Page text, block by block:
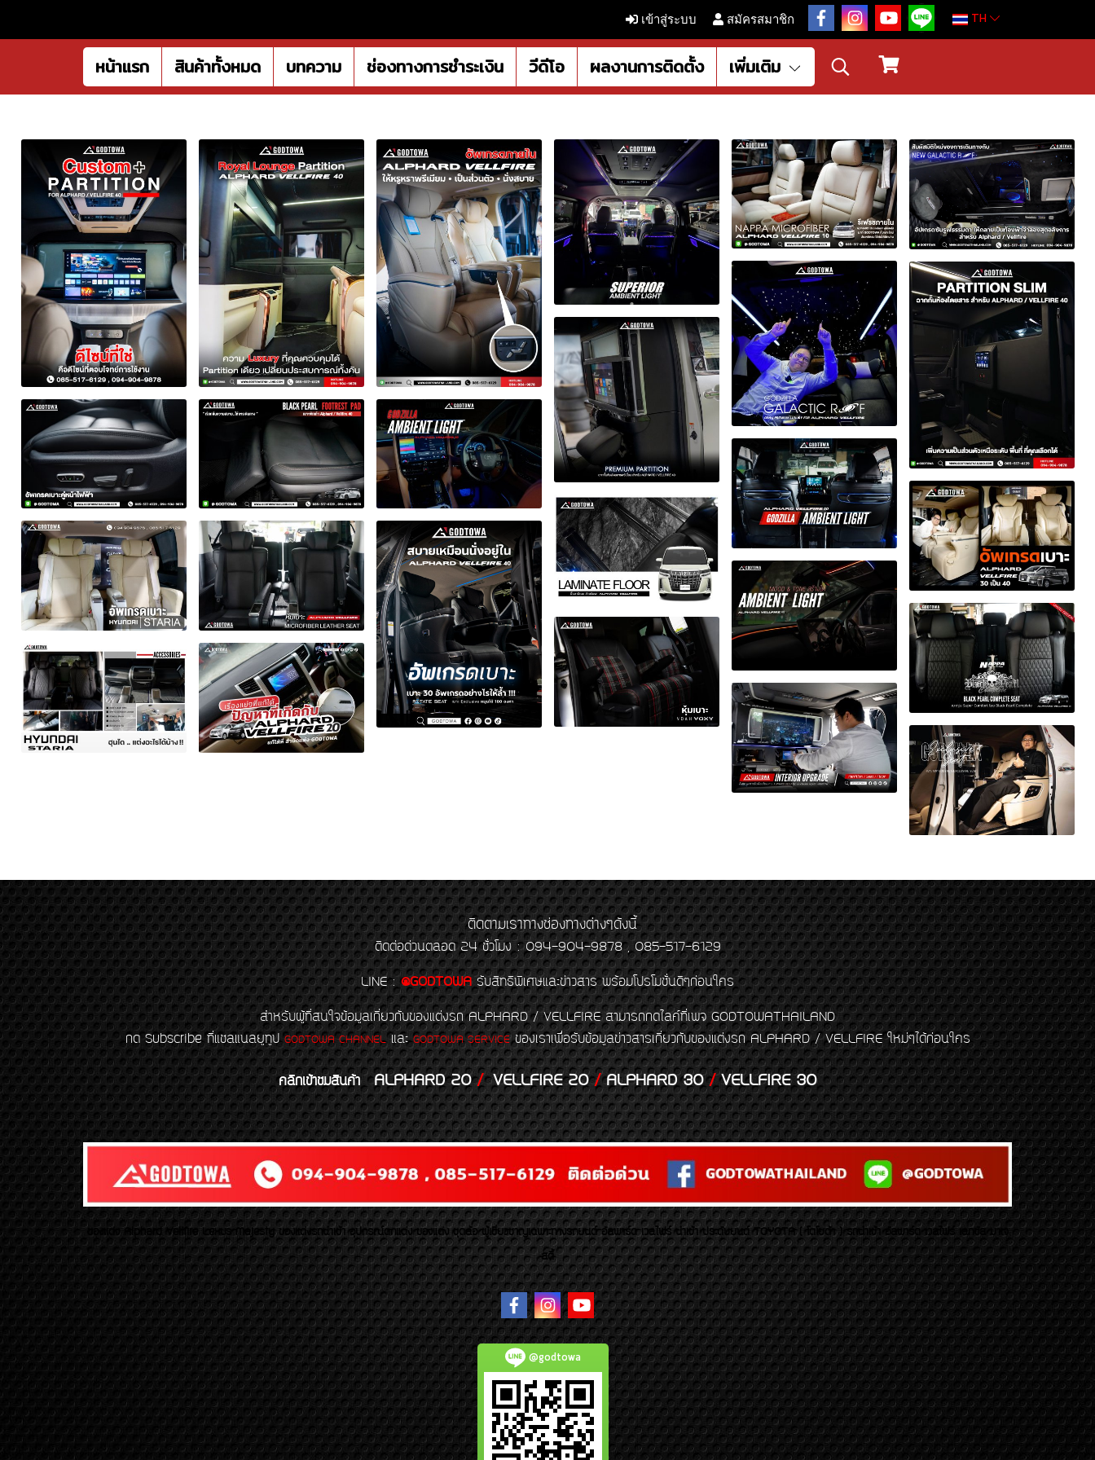
เข้าสู่ระบบ สมัครสมาชิก TH
หน้าแรก สินค้าทั้งหมด บทความ ช่องทางการชำระเงิน วีดีโอ ผลงานการติดตั้ง เพิ่มเติม
ติดตามเราทางช่องทางต่างๆดังนี้
ติดต่อด่วนตลอด 24 ชั่วโมง : 094-904-9878 , 085-517-6129
LINE : @GODTOWA รับสิทธิพิเศษและข่าวสาร พร้อมโปรโมชั่นดีๆก่อนใคร
สำหรับผู้ที่สนใจข้อมูลเกี่ยวกับของแต่งรถ ALPHARD / VELLFIRE สามารถกดไลค์ที่เพจ GODTOWATHAILAND
กด Subscribe ที่แชลแนลยูทูปGODTOWA CHANNELและGODTOWA SERVICEของเราเพื่อรับข้อมูลข่าวสารเกี่ยวกับของแต่งรถ ALPHARD / VELLFIRE ใหม่ๆได้ก่อนใคร
คลิกเข้าชมสินค้า ALPHARD 20/VELLFIRE 20/ALPHARD 30/VELLFIRE 30
ของเเต่ง Alphard Vellfire Lexus Majesty ของเเต่งรถนำเข้า อุปกรณ์ตกแต่ง ของแต่ง ชุดล้อ ผู้เชี่ยวชาญเฉพาะทางรถยนต์ อัลพาร์ด เวลไฟร์ นำเข้า ประดับยนต์ TOYOTA ( โตโยต้า ) รถนำเข้า อัลพาร์ด เวลไฟร์ เลกซัส มาเจ
สตี้
@godtowa